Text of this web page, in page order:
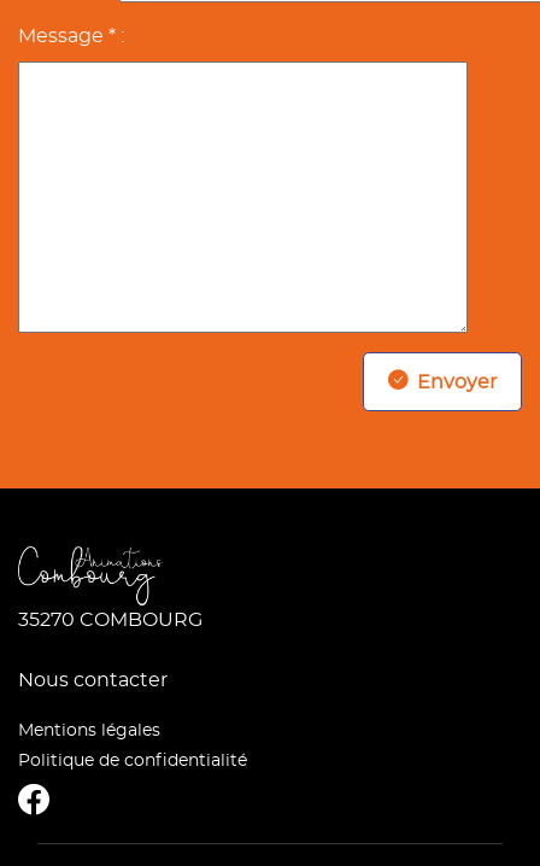
Message * :
Envoyer
35270 COMBOURG
Nous contacter
Mentions légales
Politique de confidentialité